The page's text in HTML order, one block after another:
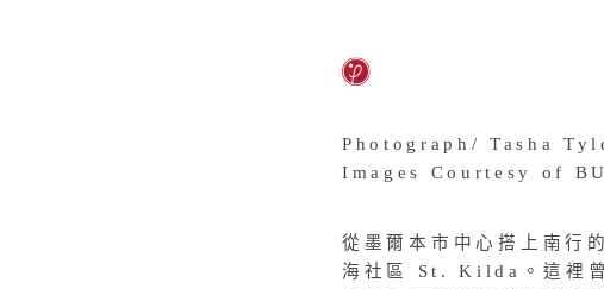
Photograph/ Tasha
Images Courtesy of
從墨爾本市中心搭上南行
海社區
St. Kilda 。這裡